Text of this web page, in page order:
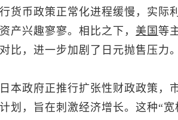
货币政策正常化进程缓慢，实际
产兴趣寥寥。相比之下， 美国 等
比，进一步加剧了日元抛售压力。
本政府正推行扩张性财政政策，
划，旨在刺激经济增长。这种“